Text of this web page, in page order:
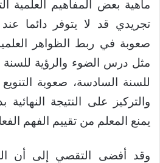
ماهية بعض المفاهيم العلمية
تجريدي قد لا يتوفر دائما
صعوبة في ربط الظواهر
مثل درس الضوء والرؤية
للسنة السادسة، صعوبة
والتركيز على النتيجة
يمنع المعلم من تقييم الفهم
وقد أفضى التقصي إلى أن